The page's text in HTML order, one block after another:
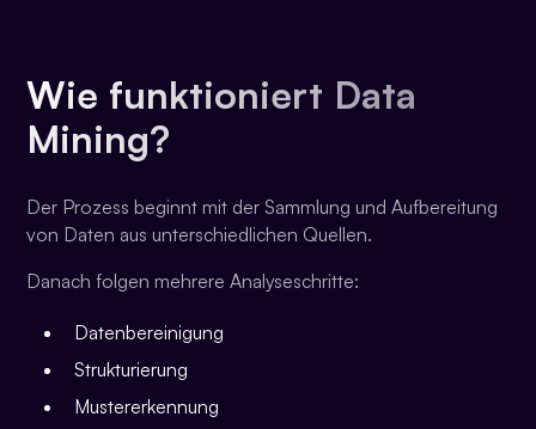
Wie funktioniert Data
Mining?
Der Prozess beginnt mit der Sammlung und Aufbereitung
von Daten aus unterschiedlichen Quellen.
Danach folgen mehrere Analyseschritte:
Datenbereinigung
Strukturierung
Mustererkennung